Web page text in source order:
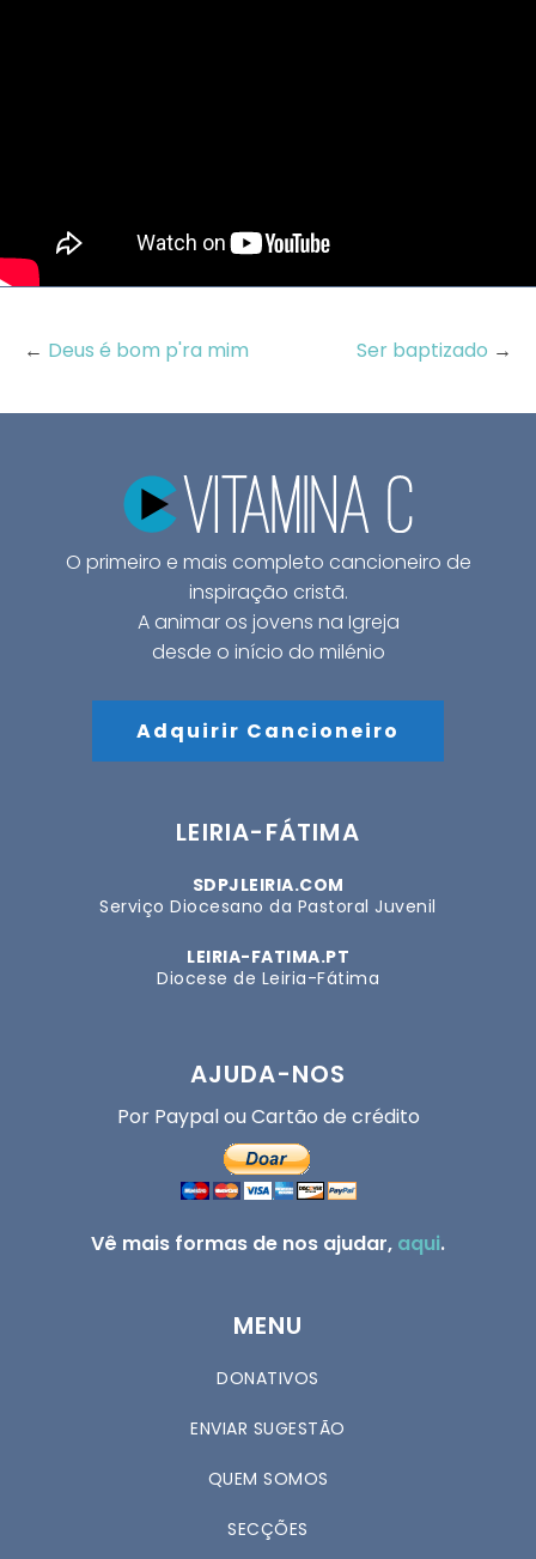
← Deus é bom p'ra mim Ser baptizado →
O primeiro e mais completo cancioneiro de
inspiração cristã.
A animar os jovens na Igreja
desde o início do milénio
Adquirir Cancioneiro
LEIRIA-FÁTIMA
SDPJLEIRIA.COM
Serviço Diocesano da Pastoral Juvenil
LEIRIA-FATIMA.PT
Diocese de Leiria-Fátima
AJUDA-NOS
Por Paypal ou Cartão de crédito
Vê mais formas de nos ajudar, aqui.
MENU
DONATIVOS
ENVIAR SUGESTÃO
QUEM SOMOS
SECÇÕES